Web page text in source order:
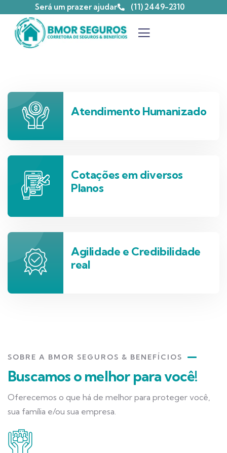
Será um prazer ajudar (11) 2449-2310
Atendimento Humanizado
Cotações em diversos
Planos
Agilidade e Credibilidade
real
SOBRE A BMOR SEGUROS & BENEFÍCIOS
Buscamos o melhor para você!
Oferecemos o que há de melhor para proteger você,
sua família e/ou sua empresa.